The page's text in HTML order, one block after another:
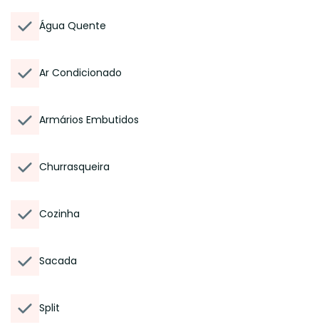
Água Quente
Ar Condicionado
Armários Embutidos
Churrasqueira
Cozinha
Sacada
Split